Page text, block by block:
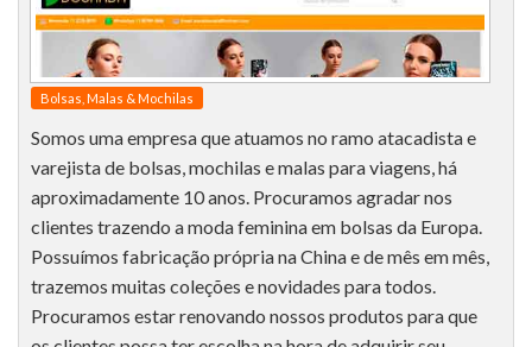
Bolsas, Malas & Mochilas
Somos uma empresa que atuamos no ramo atacadista e
varejista de bolsas, mochilas e malas para viagens, há
aproximadamente 10 anos. Procuramos agradar nos
clientes trazendo a moda feminina em bolsas da Europa.
Possuímos fabricação própria na China e de mês em mês,
trazemos muitas coleções e novidades para todos.
Procuramos estar renovando nossos produtos para que